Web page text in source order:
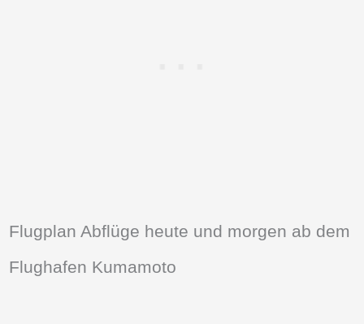
Flugplan Abflüge heute und morgen ab dem
Flughafen Kumamoto